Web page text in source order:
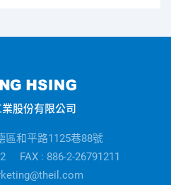
股份有限公司
區和平路1125巷88號
FAX : 886-2-26791211